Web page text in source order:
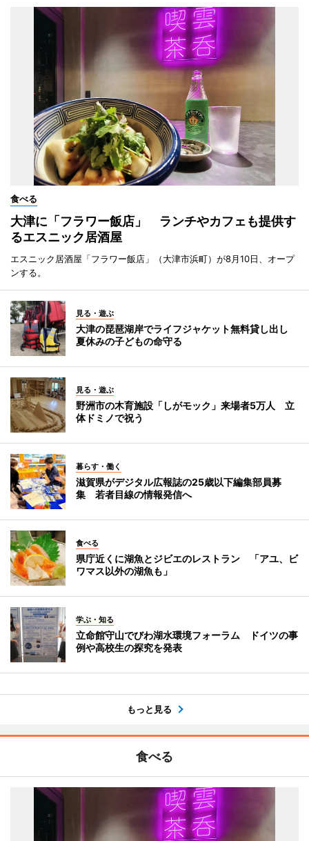
食べる
大津に「フラワー飯店」 ランチやカフェも提供す
るエスニック居酒屋
エスニック居酒屋「フラワー飯店」（大津市浜町）が8月10日、オープ
ンする。
見る・遊ぶ
大津の琵琶湖岸でライフジャケット無料貸し出し
夏休みの子どもの命守る
見る・遊ぶ
野洲市の木育施設「しがモック」来場者5万人 立
体ドミノで祝う
暮らす・働く
滋賀県がデジタル広報誌の25歳以下編集部員募
集 若者目線の情報発信へ
食べる
県庁近くに湖魚とジビエのレストラン 「アユ、ビ
ワマス以外の湖魚も」
学ぶ・知る
立命館守山でびわ湖水環境フォーラム ドイツの事
例や高校生の探究を発表
もっと見る
食べる